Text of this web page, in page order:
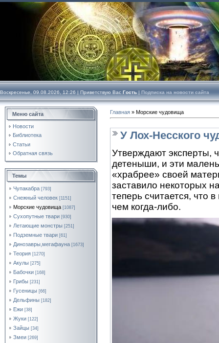
Воскресенье, 09.08.2026, 12:26 | Приветствую Вас Гость | Подписка на новости сайта
Меню сайта
Новости
Библиотека
Статьи
Обратная связь
Темы
Чупакабра [793]
Снежный человек [1151]
Морские чудовища [1087]
Сухопутные твари [930]
Летающие монстры [251]
Подземные твари [61]
Динозавры,мегафауна [1673]
Теория [1270]
Акулы [275]
Бабочки [168]
Грибы [231]
Гусеницы [66]
Дельфины [182]
Ежи [38]
Жуки [122]
Зайцы [34]
Змеи [269]
Главная » Морские чудовища
У Лох-Несского
Утверждают эксперты,
детеныши, и эти
«храбрее» своей
заставило некоторых
теперь считается, что
чем когда-либо.